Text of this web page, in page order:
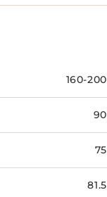
160-200
90
75
81.5